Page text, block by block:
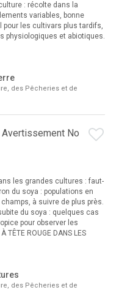
: récolte dans la
variables, bonne
pour les cultivars plus tardifs,
physiologiques et abiotiques.
des Pêcheries et de
No
les grandes cultures : faut-
du soya : populations en
à suivre de plus près.
du soya : quelques cas
pour observer les
TÊTE ROUGE DANS LES
des Pêcheries et de